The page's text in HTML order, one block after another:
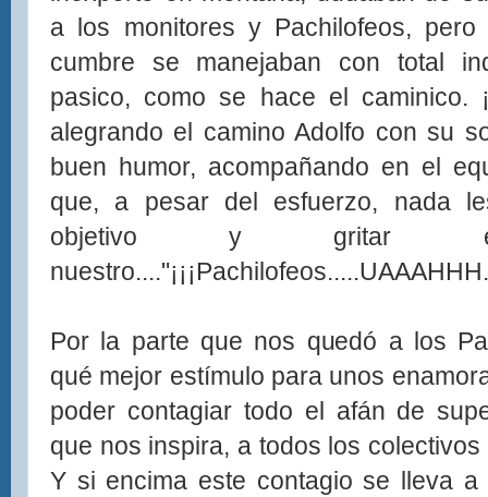
a los monitores y Pachilofeos,
cumbre se manejaban con total
pasico, como se hace el caminico.
alegrando el camino Adolfo con su
buen humor, acompañando en el
que, a pesar del esfuerzo, nada
objetivo y
Por la parte que nos quedó a los
qué mejor estímulo para unos
poder contagiar todo el afán de
que nos inspira, a todos los
Y si encima este contagio se lleva